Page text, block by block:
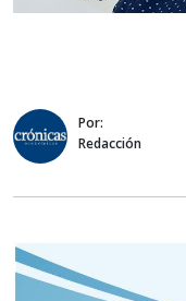
Por:
Redacción